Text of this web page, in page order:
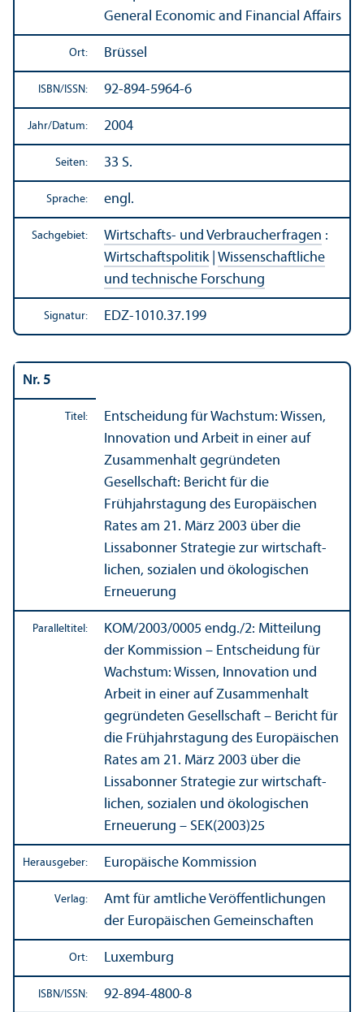
General Economic and Financial Affairs
Ort: Brüssel
ISBN/ ISSN: 92-894-5964-6
Jahr/Datum: 2004
Seiten: 33 S.
Sprache: engl.
Sachgebiet: Wirtschafts- und Verbraucherfragen :
Wirtschafts­politik| Wissenschaft­liche
und technische Forschung
Signatur: EDZ-1010.37.199
Nr. 5
Titel:
Entscheidung für Wachstum: Wissen,
Innovation und Arbeit in einer auf
Zusammenhalt gegründeten
Gesellschaft: Bericht für die
Frühjahrstagung des Europäischen
Rates am 21. März 2003 über die
Lissabonner Strategie zur wirtschaft­
lichen, sozialen und ökologischen
Erneuerung
Paralleltitel: KOM/2003/0005 endg./2: Mitteilung
der Kommission – Entscheidung für
Wachstum: Wissen, Innovation und
Arbeit in einer auf Zusammenhalt
gegründeten Gesellschaft – Bericht für
die Frühjahrstagung des Europäischen
Rates am 21. März 2003 über die
Lissabonner Strategie zur wirtschaft­
lichen, sozialen und ökologischen
Erneuerung – SEK(2003)25
Herausgeber: Europäische Kommission
Verlag:
Amt für amtliche Veröffentlichungen
der Europäischen Gemeinschaften
Ort: Luxemburg
ISBN/ ISSN: 92-894-4800-8